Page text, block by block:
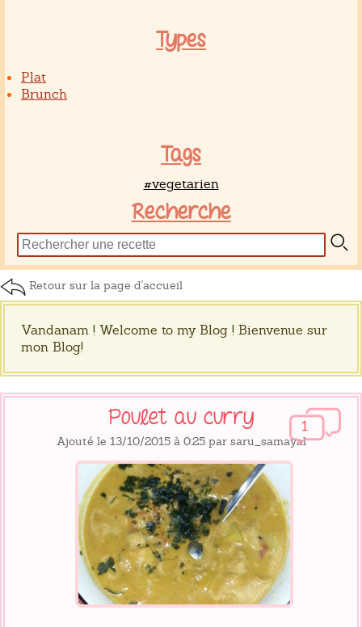
Types
Plat
Brunch
Tags
#vegetarien
Recherche
Retour sur la page d'accueil
Vandanam ! Welcome to my Blog ! Bienvenue sur
mon Blog!
1
Poulet au curry
Ajouté le 13/10/2015 à 0:25 par saru_samayal